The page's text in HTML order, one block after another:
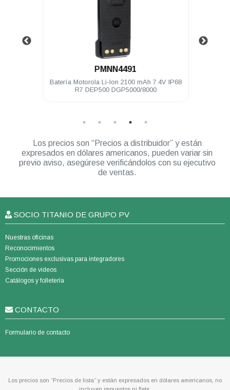
PMNN4491
Batería Motorola Li-Ion 2100 mAh 7.4V IP68
R7 DEP500 DGP5000/8000
Los precios son “Precios a distribuidor” y están
expresados en dólares americanos, pueden variar sin
previo aviso, asegúrese verificándolos con su ejecutivo
de ventas.
SOCIO TITANIO DE GRUPO PV
Nuestras oficinas
Reconocimientos
Promociones exclusivas para integradores
Sección de videos
Catálogos y folletería
CONTACTO
Formulario de contacto
Los precios son “Precios de lista” y están expresados en dólares americanos, no